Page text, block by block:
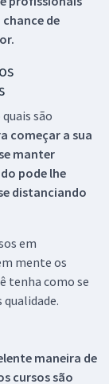
de
são
começar a sua
manter
pode lhe
distanciando
em
mente os
tenha como se
maneira de
cursos são